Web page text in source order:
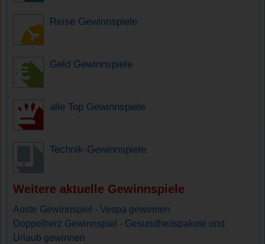
Reise Gewinnspiele
Geld Gewinnspiele
alle Top Gewinnspiele
Technik-Gewinnspiele
Weitere aktuelle Gewinnspiele
Aoste Gewinnspiel - Vespa gewinnen
Doppelherz Gewinnspiel - Gesundheitspakete und
Urlaub gewinnen